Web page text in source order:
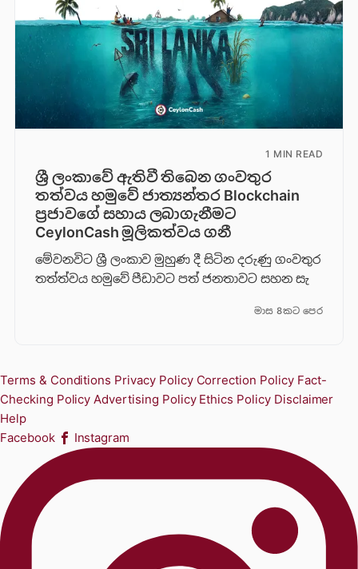
1 MIN READ
ශ්‍රී ලංකාවේ ඇතිවී තිබෙන ගංවතුර
තත්වය හමුවේ ජාත්‍යන්තර Blockchain
ප්‍රජාවගේ සහාය ලබාගැනීමට
CeylonCash මූලිකත්වය ග​නී
මේවනවිට ශ්‍රී ලංකාව මුහුණ දී සිටින දරුණු ගංවතුර
තත්ත්වය හමුවේ පීඩාවට පත් ජනතාවට සහන සැ
මාස 8කට පෙර
Terms & Conditions Privacy Policy Correction Policy Fact-
Checking Policy Advertising Policy Ethics Policy Disclaimer
Help
Facebook
Instagram